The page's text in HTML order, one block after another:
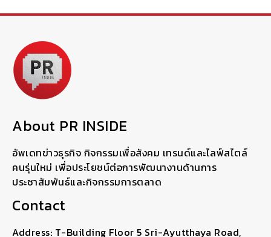
About PR INSIDE
อัพเดทข่าวธุรกิจ กิจกรรมเพื่อสังคม เทรนด์และไลฟ์สไตล์
คนรุ่นใหม่ เพื่อประโยชน์ต่อการพัฒนางานด้านการ
ประชาสัมพันธ์และกิจกรรมการตลาด
Contact
Address: T-Building Floor 5 Sri-Ayutthaya Road,